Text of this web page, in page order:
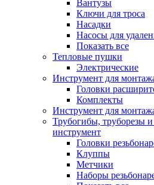
Вантузы
Ключи для троса
Насадки
Насосы для
Показать все
Тепловые пушки
Электрические
Инструмент для
Головки
Комплекты
Инструмент для
Трубогибы, труборезы и
инструмент
Головки
Клуппы
Метчики
Наборы